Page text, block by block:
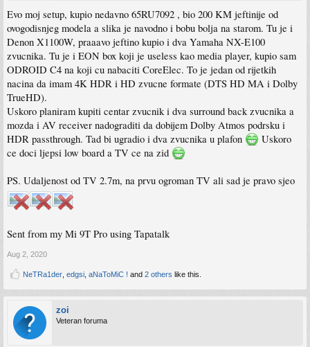
Evo moj setup, kupio nedavno 65RU7092 , bio 200 KM jeftinije od
ovogodisnjeg modela a slika je navodno i bobu bolja na starom. Tu je i
Denon X1100W, praaavo jeftino kupio i dva Yamaha NX-E100
zvucnika. Tu je i EON box koji je useless kao media player, kupio sam
ODROID C4 na koji cu nabaciti CoreElec. To je jedan od rijetkih
nacina da imam 4K HDR i HD zvucne formate (DTS HD MA i Dolby
TrueHD).
Uskoro planiram kupiti centar zvucnik i dva surround back zvucnika a
mozda i AV receiver nadograditi da dobijem Dolby Atmos podrsku i
HDR passthrough. Tad bi ugradio i dva zvucnika u plafon
Uskoro
ce doci ljepsi low board a TV ce na zid
PS. Udaljenost od TV 2.7m, na prvu ogroman TV ali sad je pravo sjeo
Sent from my Mi 9T Pro using Tapatalk
Aug 2, 2020
NeTRa1der edgsi aNaToMiC ! and 2 others like this.
zoi
Veteran foruma